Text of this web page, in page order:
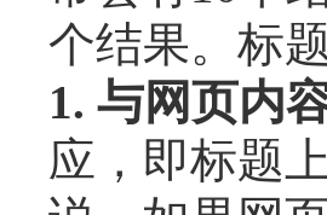
个结果。标
1. 与网页内
应，即标题